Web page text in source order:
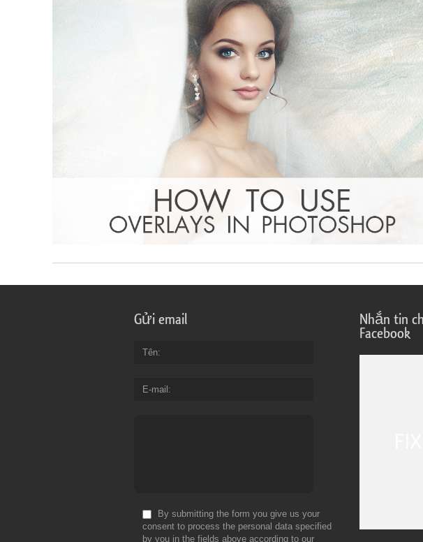
Gửi email
Tên
E-mail
By submitting the form you give us your
consent to process the personal data specified
by you in the fields above according to our
Nhắn tin
Facebook